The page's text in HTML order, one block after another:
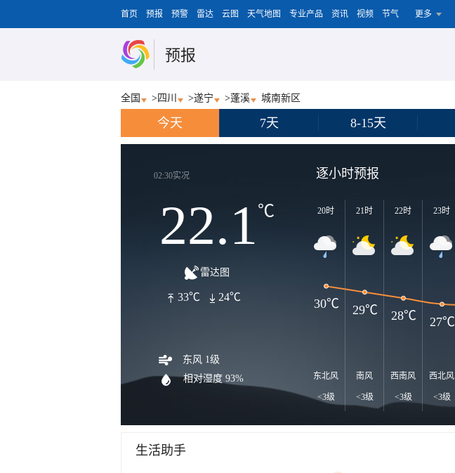
首页 预报 预警 雷达 云图 天气地图 专业产品 资讯 视频 节气 更多
预报
全国 >四川 >遂宁 >蓬溪 城南新区
今天 7天 8-15天
02:30实况
22.1℃
雷达图
33℃ 24℃
东风 1级
相对湿度 93%
逐小时预报
20时
东北风
<3级
21时
南风
<3级
22时
西南风
<3级
23时
西北风
<3级
30℃ 29℃ 28℃ 27℃
生活助手